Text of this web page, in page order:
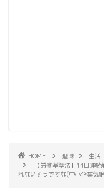
HOME 趣味
生活
【労働基準法】14日連
れないそうですな(中小企業気